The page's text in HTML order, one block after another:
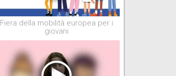
Fiera della mobilità europea per i
giovani